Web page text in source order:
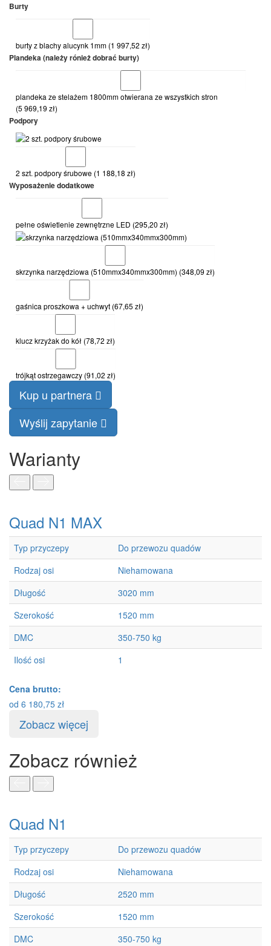
Burty
burty z blachy alucynk 1mm (1 997,52 zł)
Plandeka (należy rónież dobrać burty)
plandeka ze stelażem 1800mm otwierana ze wszystkich stron
(5 969,19 zł)
Podpory
2 szt. podpory śrubowe (1 188,18 zł)
Wyposażenie dodatkowe
pełne oświetlenie zewnętrzne LED (295,20 zł)
skrzynka narzędziowa (510mmx340mmx300mm) (348,09 zł)
gaśnica proszkowa + uchwyt (67,65 zł)
klucz krzyżak do kół (78,72 zł)
trójkąt ostrzegawczy (91,02 zł)
Kup u partnera
Wyślij zapytanie
Warianty
Quad N1 MAX
Typ przyczepy
Do przewozu quadów
Rodzaj osi
Niehamowana
Długość
3020 mm
Szerokość
1520 mm
DMC
350-750 kg
Ilość osi
1
Cena brutto:
od 6 180,75 zł
Zobacz więcej
Zobacz również
Quad N1
Typ przyczepy
Do przewozu quadów
Rodzaj osi
Niehamowana
Długość
2520 mm
Szerokość
1520 mm
DMC
350-750 kg